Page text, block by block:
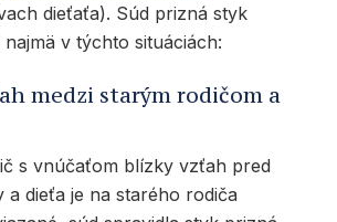
dieťaťa). Súd prizná styk
v týchto situáciách:
medzi starým rodičom a
s vnúčaťom blízky vzťah pred
a dieťa je na starého rodiča